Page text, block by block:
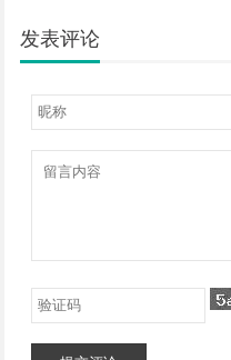
发表评论